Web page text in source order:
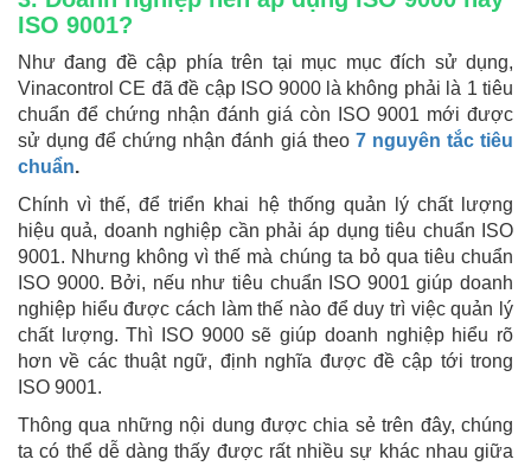
ISO 9001?
Như đang đề cập phía trên tại mục mục đích sử dụng,
Vinacontrol CE đã đề cập ISO 9000 là không phải là 1 tiêu
chuẩn để chứng nhận đánh giá còn ISO 9001 mới được
sử dụng để chứng nhận đánh giá theo 7 nguyên tắc tiêu
chuẩn.
Chính vì thế, để triển khai hệ thống quản lý chất lượng
hiệu quả, doanh nghiệp cần phải áp dụng tiêu chuẩn ISO
9001. Nhưng không vì thế mà chúng ta bỏ qua tiêu chuẩn
ISO 9000. Bởi, nếu như tiêu chuẩn ISO 9001 giúp doanh
nghiệp hiểu được cách làm thế nào để duy trì việc quản lý
chất lượng. Thì ISO 9000 sẽ giúp doanh nghiệp hiểu rõ
hơn về các thuật ngữ, định nghĩa được đề cập tới trong
ISO 9001.
Thông qua những nội dung được chia sẻ trên đây, chúng
ta có thể dễ dàng thấy được rất nhiều sự khác nhau giữa